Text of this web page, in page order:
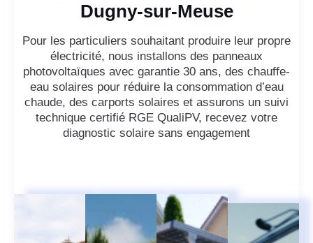
Dugny-sur-Meuse
Pour les particuliers souhaitant produire leur propre
électricité, nous installons des panneaux
photovoltaïques avec garantie 30 ans, des chauffe-
eau solaires pour réduire la consommation d’eau
chaude, des carports solaires et assurons un suivi
technique certifié RGE QualiPV, recevez votre
diagnostic solaire sans engagement